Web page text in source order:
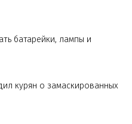
батарейки, лампы и
курян о замаскированных